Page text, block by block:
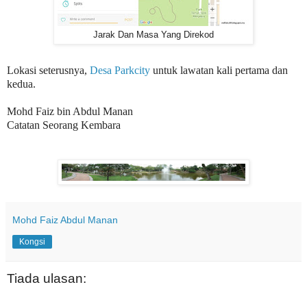
Jarak Dan Masa Yang Direkod
Lokasi seterusnya, Desa Parkcity untuk lawatan kali pertama dan
kedua.
Mohd Faiz bin Abdul Manan
Catatan Seorang Kembara
Mohd Faiz Abdul Manan
Kongsi
Tiada ulasan: